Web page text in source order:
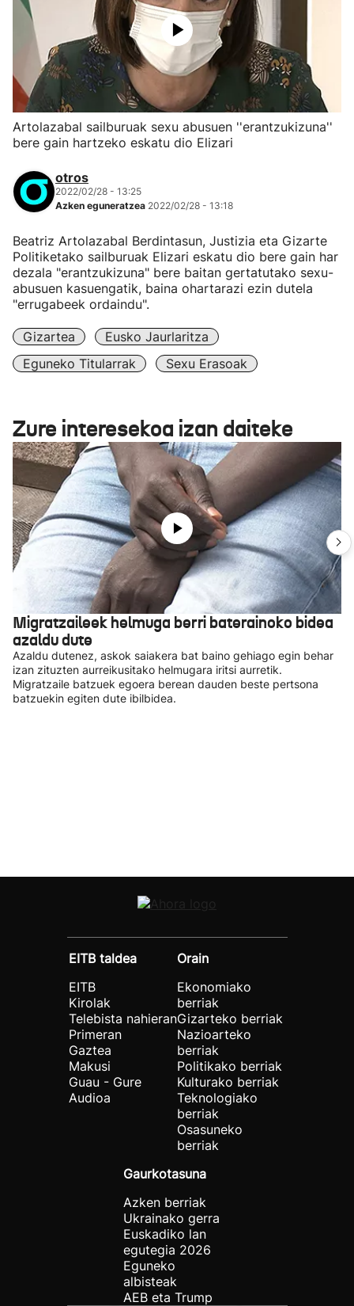
Artolazabal sailburuak sexu abusuen ''erantzukizuna''
bere gain hartzeko eskatu dio Elizari
otros
2022/02/28 - 13:25
Azken eguneratzea 2022/02/28 - 13:18
Beatriz Artolazabal Berdintasun, Justizia eta Gizarte
Politiketako sailburuak Elizari eskatu dio bere gain har
dezala "erantzukizuna" bere baitan gertatutako sexu-
abusuen kasuengatik, baina ohartarazi ezin dutela
"errugabeek ordaindu".
Gizartea
Eusko Jaurlaritza
Eguneko Titularrak
Sexu Erasoak
Zure interesekoa izan daiteke
Migratzaileek helmuga berri baterainoko bidea
azaldu dute
Azaldu dutenez, askok saiakera bat baino gehiago egin behar
izan zituzten aurreikusitako helmugara iritsi aurretik.
Migratzaile batzuek egoera berean dauden beste pertsona
batzuekin egiten dute ibilbidea.
EITB taldea
EITB
Kirolak
Telebista nahieran
Primeran
Gaztea
Makusi
Guau - Gure
Audioa
Orain
Ekonomiako
berriak
Gizarteko berriak
Nazioarteko
berriak
Politikako berriak
Kulturako berriak
Teknologiako
berriak
Osasuneko
berriak
Gaurkotasuna
Azken berriak
Ukrainako gerra
Euskadiko lan
egutegia 2026
Eguneko
albisteak
AEB eta Trump